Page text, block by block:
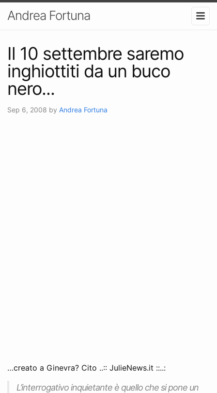
Andrea Fortuna
Il 10 settembre saremo
inghiottiti da un buco
nero...
Sep 6, 2008 by Andrea Fortuna
…creato a Ginevra? Cito ..:: JulieNews.it ::..:
L’interrogativo inquietante è quello che si pone un